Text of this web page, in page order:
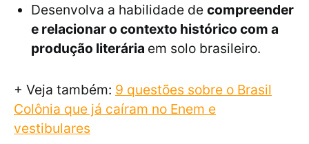
Desenvolva a habilidade de compreender
e relacionar o contexto histórico com a
produção literária em solo brasileiro.
+ Veja também: 9 questões sobre o Brasil
Colônia que já caíram no Enem e
vestibulares